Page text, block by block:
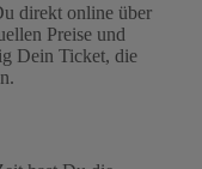
direkt online über
Preise und
Dein Ticket, die